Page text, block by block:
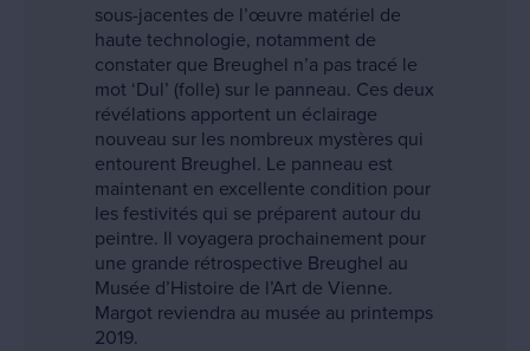
sous-jacentes de l’œuvre matériel de
haute technologie, notamment de
constater que Breughel n’a pas tracé le
mot ‘Dul’ (folle) sur le panneau. Ces deux
révélations apportent un éclairage
nouveau sur les nombreux mystères qui
entourent Breughel. Le panneau est
maintenant en excellente condition pour
les festivités qui se préparent autour du
peintre. Il voyagera prochainement pour
une grande rétrospective Breughel au
Musée d’Histoire de l’Art de Vienne.
Margot reviendra au musée au printemps
2019.